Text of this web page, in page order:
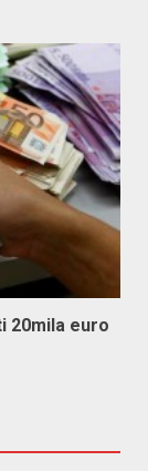
20mila euro